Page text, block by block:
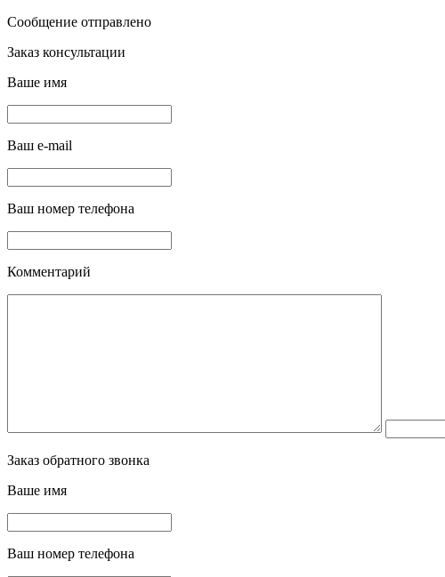
Сообщение отправлено
Заказ консультации
Ваше имя
Ваш e-mail
Ваш номер телефона
Комментарий
Заказ обратного звонка
Ваше имя
Ваш номер телефона